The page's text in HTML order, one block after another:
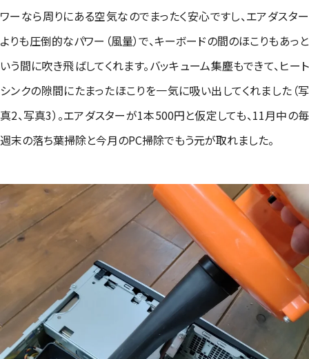
ワーなら周りにある空気なのでまったく安心ですし、エアダスター
よりも圧倒的なパワー（風量）で、キーボードの間のほこりもあっと
いう間に吹き飛ばしてくれます。バッキューム集塵もできて、ヒート
シンクの隙間にたまったほこりを一気に吸い出してくれました（写
真2、写真3）。エアダスターが1本500円と仮定しても、11月中の毎
週末の落ち葉掃除と今月のPC掃除でもう元が取れました。